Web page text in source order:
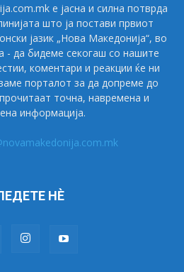
е јасна и силна потврда
што ја постави првиот
јазик „Нова Македонија“, во
- да бидеме секогаш со нашите
коментари и реакции ќе ни
порталот за да допреме до
точна, навремена и
информација.
НÈ